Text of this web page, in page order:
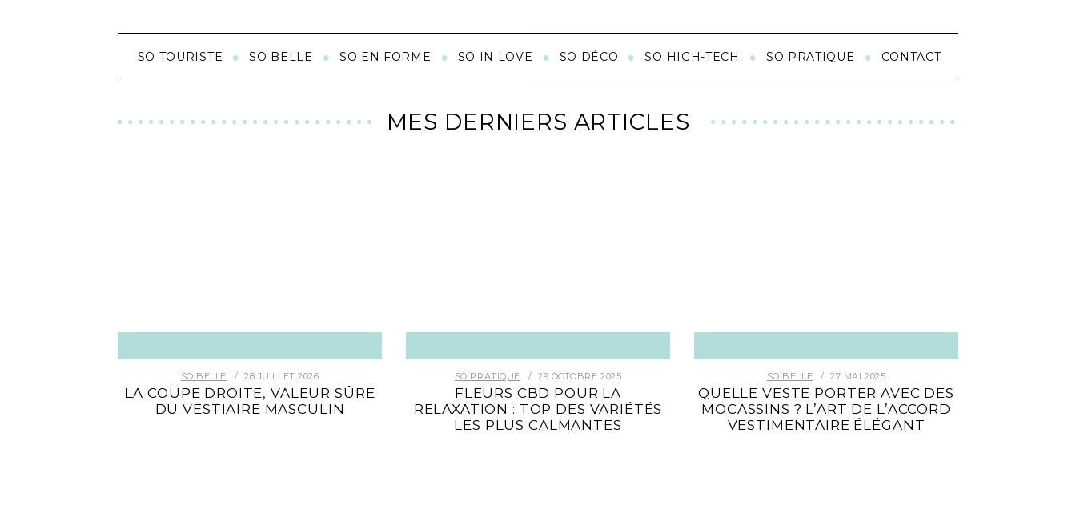
SO TOURISTE SO BELLE SO EN FORME SO IN LOVE SO DÉCO SO HIGH-TECH SO PRATIQUE CONTACT
MES DERNIERS ARTICLES
SO BELLE 28 JUILLET 2026
LA COUPE DROITE, VALEUR SÛRE
DU VESTIAIRE MASCULIN
SO PRATIQUE 29 OCTOBRE 2025
FLEURS CBD POUR LA
RELAXATION : TOP DES VARIÉTÉS
LES PLUS CALMANTES
SO BELLE 27 MAI 2025
QUELLE VESTE PORTER AVEC DES
MOCASSINS ? L’ART DE L’ACCORD
VESTIMENTAIRE ÉLÉGANT